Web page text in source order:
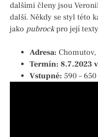
dalšími členy jsou
další. Někdy se styl této
jako pubrockpro její
Adresa: Chomutov,
Termín: 8.7.2023 v
Vstupné: 590 –